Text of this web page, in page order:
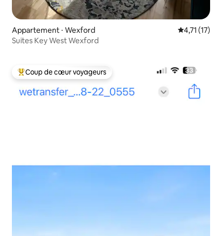
Appartement ⋅ Wexford Évaluation
4,71 (17)
Suites Key West Wexford
Coups de cœur voyageurs les plus appréciés
Coup de cœur voyageurs